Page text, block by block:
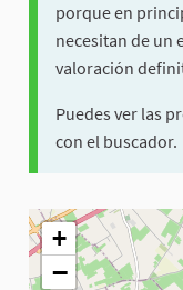
porque en
necesitan de un
valoración
Puedes ver las
con el buscador.
El siguiente
+
−